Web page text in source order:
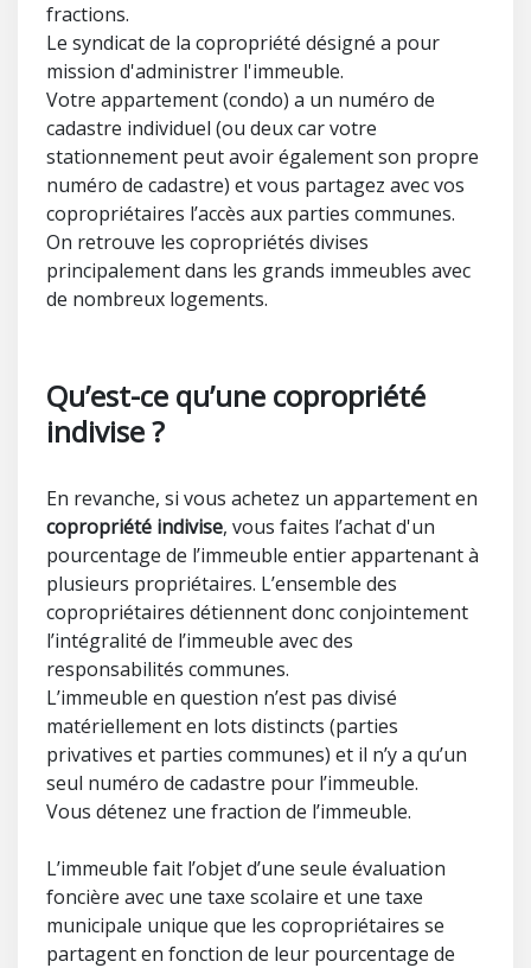
fractions.
Le syndicat de la copropriété désigné a pour
mission d'administrer l'immeuble.
Votre appartement (condo) a un numéro de
cadastre individuel (ou deux car votre
stationnement peut avoir également son propre
numéro de cadastre) et vous partagez avec vos
copropriétaires l’accès aux parties communes.
On retrouve les copropriétés divises
principalement dans les grands immeubles avec
de nombreux logements.
Qu’est-ce qu’une copropriété
indivise ?
En revanche, si vous achetez un appartement en
copropriété indivise, vous faites l’achat d'un
pourcentage de l’immeuble entier appartenant à
plusieurs propriétaires. L’ensemble des
copropriétaires détiennent donc conjointement
l’intégralité de l’immeuble avec des
responsabilités communes.
L’immeuble en question n’est pas divisé
matériellement en lots distincts (parties
privatives et parties communes) et il n’y a qu’un
seul numéro de cadastre pour l’immeuble.
Vous détenez une fraction de l’immeuble.
L’immeuble fait l’objet d’une seule évaluation
foncière avec une taxe scolaire et une taxe
municipale unique que les copropriétaires se
partagent en fonction de leur pourcentage de